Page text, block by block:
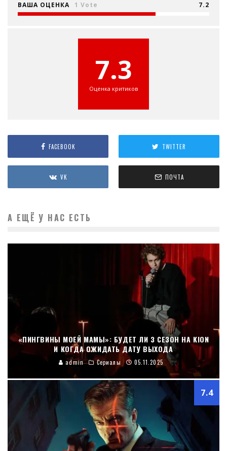
ВАША ОЦЕНКА 1 Vote 7.2
7.3
Оценка критиков
FACEBOOK TWITTER
VK ПОЧТА
А ЕЩЁ У НАС ЕСТЬ
«ПИНГВИНЫ МОЕЙ МАМЫ»: БУДЕТ ЛИ 3 СЕЗОН НА KION
И КОГДА ОЖИДАТЬ ДАТУ ВЫХОДА
admin Сериалы 05.11.2025
7.4